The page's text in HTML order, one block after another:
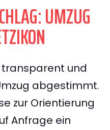
UMZUG
transparent und
abgestimmt.
zur Orientierung
Anfrage ein